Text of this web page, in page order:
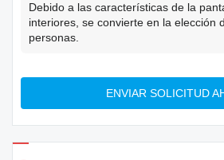
Debido a las características de la
interiores, se convierte en la elección
personas.
ENVIAR SOLICITUD